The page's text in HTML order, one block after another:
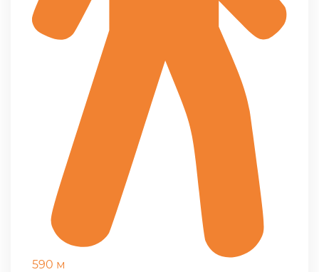
590 м